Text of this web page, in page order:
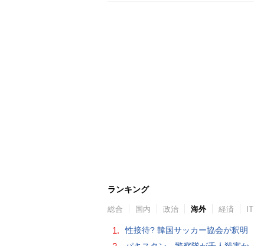
ランキング
総合 国内 政治 海外 経済 IT
1. 性接待? 韓国サッカー協会が釈明